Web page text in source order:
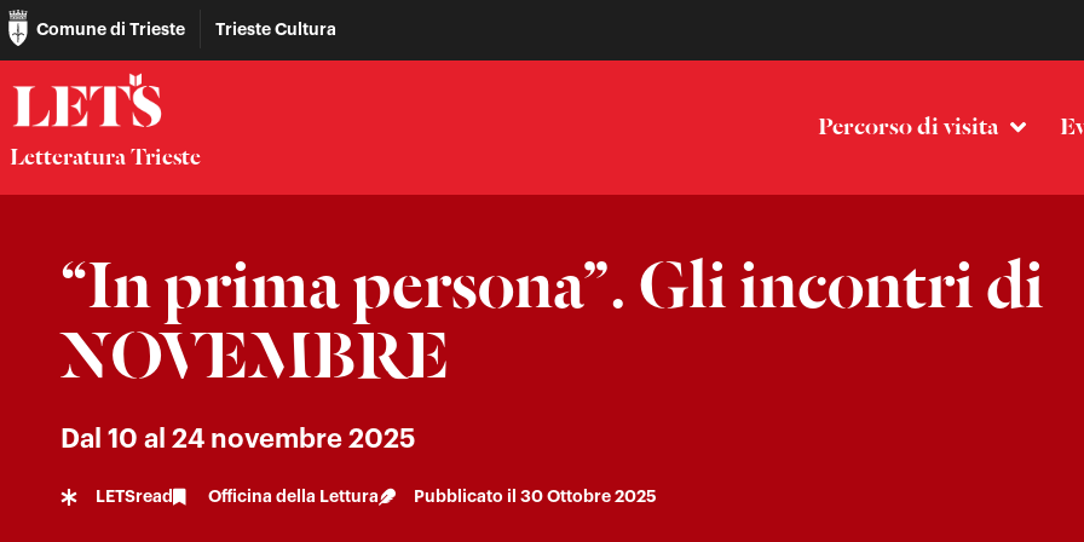
Comune di Trieste Trieste Cultura
Letteratura Trieste
Percorso di visita
“In prima persona”. Gli incontri di
NOVEMBRE
Dal 10 al 24 novembre 2025
LETSread Officina della Lettura Pubblicato il 30 Ottobre 2025